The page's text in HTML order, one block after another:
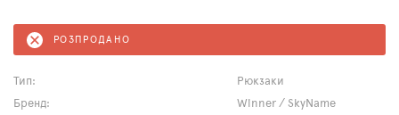
РОЗПРОДАНО
Тип:
Рюкзаки
Бренд:
Winner / SkyName